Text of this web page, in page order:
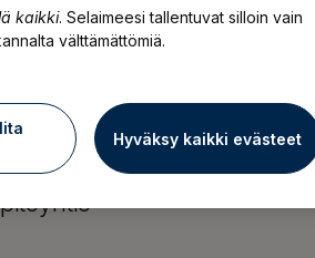
kaikki. Selaimeesi tallentuvat silloin vain
välttämättömiä.
Hyväksy kaikki evästeet